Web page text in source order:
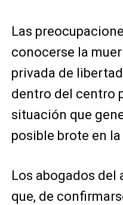
Las
conocerse la
privada de
dentro del centro
situación que
posible brote en
Los abogados
que, de